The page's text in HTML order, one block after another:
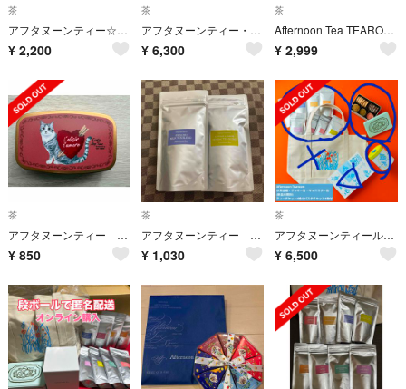
茶
アフタヌーンティー☆トートバッグ＆紅茶(キャニスター缶入り)＆クッキー缶☆福袋
¥ 2,200
茶
アフタヌーンティー・ティールーム「ニューイヤーズバッグ」9点セット福袋
¥ 6,300
茶
Afternoon Tea TEAROOM/ニューイヤーズバッグ2025 紅茶
¥ 2,999
茶
アフタヌーンティー 紅茶
¥ 850
茶
アフタヌーンティー 紅茶 2種類
¥ 1,030
茶
アフタヌーンティールーム ニューイヤーズバッグ 2026 福袋 一部抜き取り有り
¥ 6,500